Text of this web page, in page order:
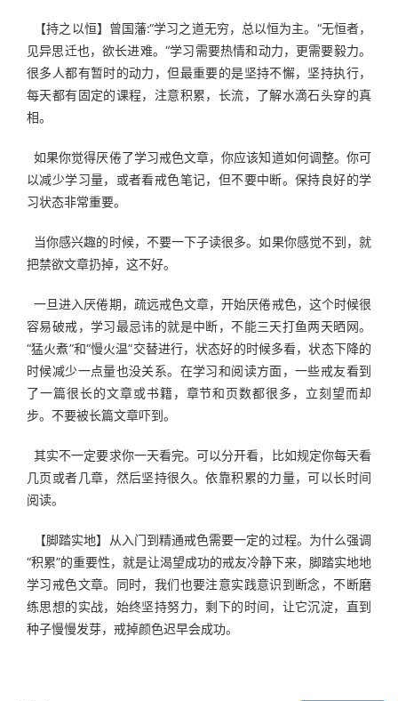
【持之以恒】曾国藩:“学习之道无穷，总以恒为主。“无恒者，
见异思迁也，欲长进难。“学习需要热情和动力，更需要毅力。
很多人都有暂时的动力，但最重要的是坚持不懈，坚持执行，
每天都有固定的课程，注意积累，长流，了解水滴石头穿的真
相。
如果你觉得厌倦了学习戒色文章，你应该知道如何调整。你可
以减少学习量，或者看戒色笔记，但不要中断。保持良好的学
习状态非常重要。
当你感兴趣的时候，不要一下子读很多。如果你感觉不到，就
把禁欲文章扔掉，这不好。
一旦进入厌倦期，疏远戒色文章，开始厌倦戒色，这个时候很
容易破戒，学习最忌讳的就是中断，不能三天打鱼两天晒网。
“猛火煮”和“慢火温”交替进行，状态好的时候多看，状态下降的
时候减少一点量也没关系。在学习和阅读方面，一些戒友看到
了一篇很长的文章或书籍，章节和页数都很多，立刻望而却
步。不要被长篇文章吓到。
其实不一定要求你一天看完。可以分开看，比如规定你每天看
几页或者几章，然后坚持很久。依靠积累的力量，可以长时间
阅读。
【脚踏实地】从入门到精通戒色需要一定的过程。为什么强调
“积累”的重要性，就是让渴望成功的戒友冷静下来，脚踏实地地
学习戒色文章。同时，我们也要注意实践意识到断念，不断磨
练思想的实战，始终坚持努力，剩下的时间，让它沉淀，直到
种子慢慢发芽，戒掉颜色迟早会成功。